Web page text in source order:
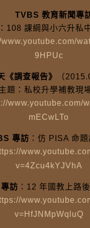
TVBS 教育新聞專
108 課綱與小六升私
www.youtube.com/
9HPUc
《調查報告》
（
題：私校升學補教現
www.youtube.com/
mECwLTo
專訪 ：仿 PISA 命
v=4Zcu4kYJVhA
訪 ：12 年國教上路
v=HfJNMpWqluQ